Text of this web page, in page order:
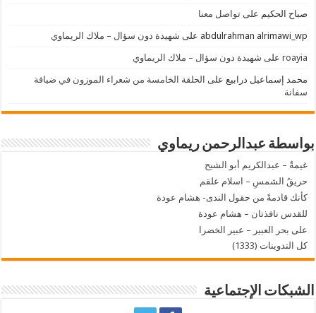
صباح الحكيم علىتواصل معنا
abdulrahman alrimawi_wp على شهيدة دون سؤال – ملاك الريماوي
roayia على شهيدة دون سؤال – ملاك الريماوي
محمد إسماعيل درابيع على الحلقة الخامسة من شعراء الموزون في ضيافة
سفانة
بواسطة عبدالرحمن ريماوي
غيمةٌ – عبدالكريم أبو الشيح
حريقُ الشمسِ – اسلام علقم
كأنك قادمةً من حقول الندى- هشام عودة
للقدس نافذتان – هشام عودة
على بحر العبير – عبير الخضرا
كل التدوينات (1333)
الشبكات الإجتماعية